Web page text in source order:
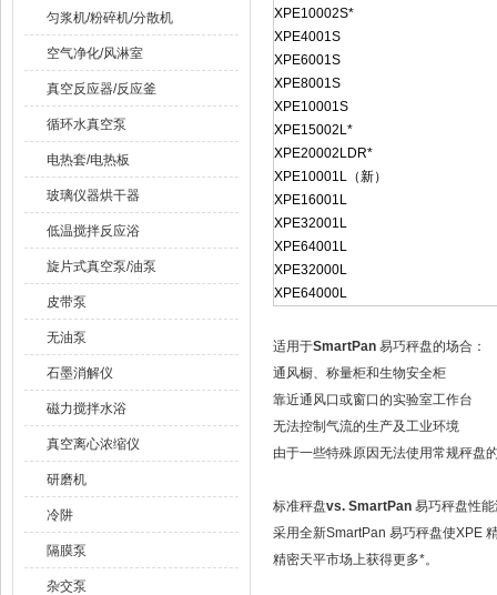
匀浆机/粉碎机/分散机
空气净化/风淋室
真空反应器/反应釜
循环水真空泵
电热套/电热板
玻璃仪器烘干器
低温搅拌反应浴
旋片式真空泵/油泵
皮带泵
无油泵
石墨消解仪
磁力搅拌水浴
真空离心浓缩仪
研磨机
冷阱
隔膜泵
杂交泵
XPE10002S*
XPE4001S
XPE6001S
XPE8001S
XPE10001S
XPE15002L*
XPE20002LDR*
XPE10001L（新）
XPE16001L
XPE32001L
XPE64001L
XPE32000L
XPE64000L
适用于SmartPan 易巧秤盘的场合：
通风橱、称量柜和生物安全柜
靠近通风口或窗口的实验室工作台
无法控制气流的生产及工业环境
由于一些特殊原因无法使用常规秤盘
标准秤盘vs. SmartPan 易巧秤盘性
采用全新SmartPan 易巧秤盘使XPE
精密天平市场上获得更多*。